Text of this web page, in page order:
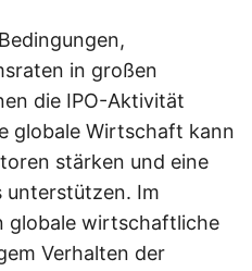
in großen
die IPO-Aktivität
globale Wirtschaft kann
stärken und eine
unterstützen. Im
globale wirtschaftliche
Verhalten der